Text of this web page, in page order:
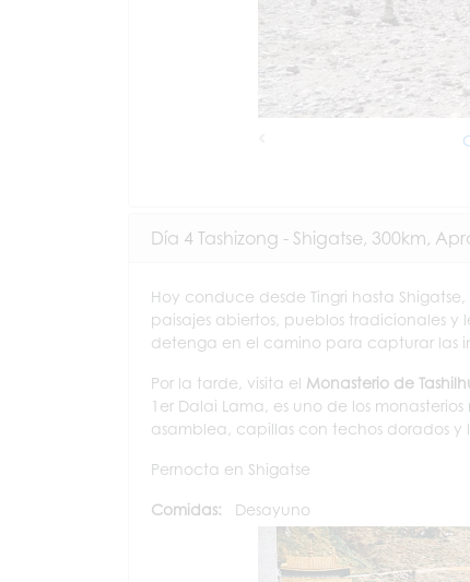
Día 4 Tashizong - Shigatse, 300km,
Hoy conduce desde Tingri hasta
paisajes abiertos, pueblos tradicionales
detenga en el camino para capturar las
Por la tarde, visita el Monasterio de
1er Dalai Lama, es uno de los
asamblea, capillas con techos dorados
Pernocta en Shigatse
Comidas: Desayuno